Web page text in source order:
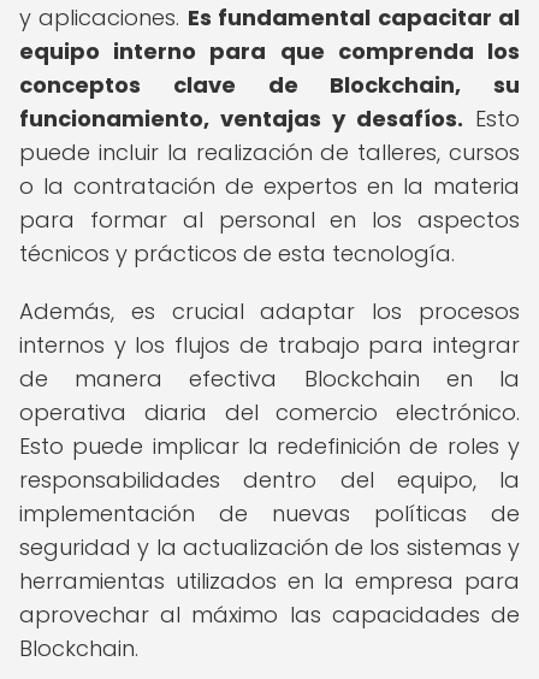
y aplicaciones. Es fundamental capacitar al
equipo interno para que comprenda los
conceptos clave de Blockchain, su
funcionamiento, ventajas y desafíos. Esto
puede incluir la realización de talleres, cursos
o la contratación de expertos en la materia
para formar al personal en los aspectos
técnicos y prácticos de esta tecnología.
Además, es crucial adaptar los procesos
internos y los flujos de trabajo para integrar
de manera efectiva Blockchain en la
operativa diaria del comercio electrónico.
Esto puede implicar la redefinición de roles y
responsabilidades dentro del equipo, la
implementación de nuevas políticas de
seguridad y la actualización de los sistemas y
herramientas utilizados en la empresa para
aprovechar al máximo las capacidades de
Blockchain.